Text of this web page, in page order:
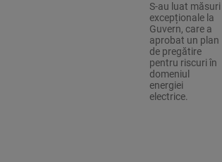
S-au luat măsuri
excepționale la
Guvern, care a
aprobat un plan
de pregătire
pentru riscuri în
domeniul
energiei
electrice.